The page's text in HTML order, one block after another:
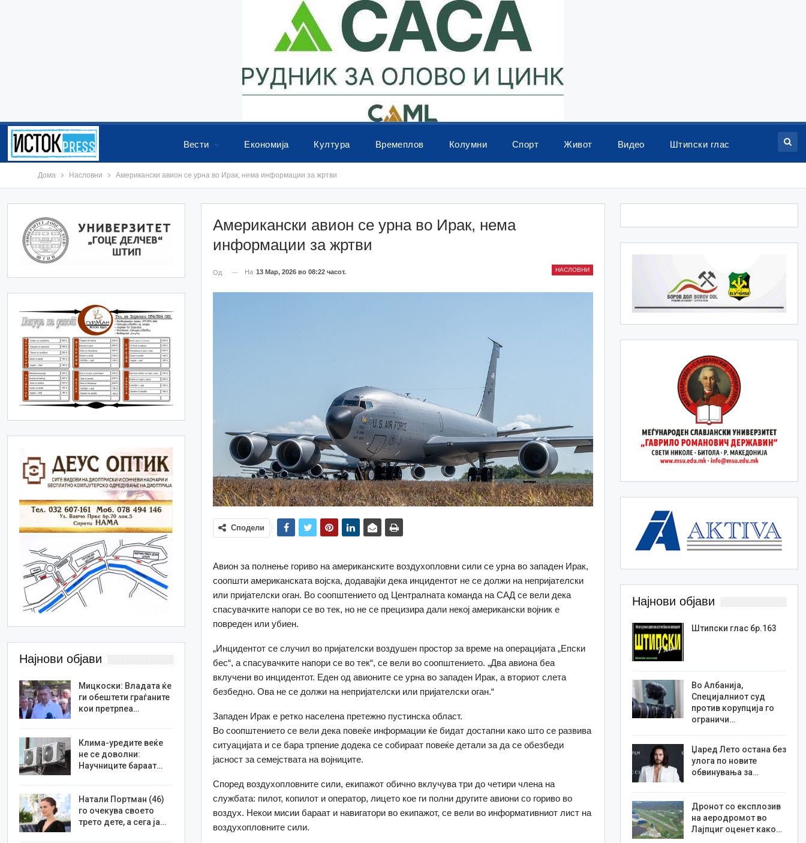
Вести Економија Култура Времеплов Колумни Спорт Живот Видео Штипски глас
Дома Насловни Американски авион се урна во Ирак, нема информации за жртви
Американски авион се урна во Ирак, нема
информации за жртви
НАСЛОВНИ
Од На 13 Мар, 2026 во 08:22 часот.
Сподели
Авион за полнење гориво на американските воздухопловни сили се урна во западен Ирак,
соопшти американската војска, додавајќи дека инцидентот не се должи на непријателски
или пријателски оган. Во соопштението од Централната команда на САД се вели дека
спасувачките напори се во тек, но не се прецизира дали некој американски војник е
повреден или убиен.
„Инцидентот се случил во пријателски воздушен простор за време на операцијата „Епски
бес“, а спасувачките напори се во тек“, се вели во соопштението. „Два авиона беа
вклучени во инцидентот. Еден од авионите се урна во западен Ирак, а вториот слета
безбедно. Ова не се должи на непријателски или пријателски оган.“
Западен Ирак е ретко населена претежно пустинска област.
Во соопштението се вели дека повеќе информации ќе бидат достапни како што се развива
ситуацијата и се бара трпение додека се собираат повеќе детали за да се обезбеди
јасност за семејствата на војниците.
Според воздухопловните сили, екипажот обично вклучува три до четири члена на
службата: пилот, копилот и оператор, лицето кое ги полни другите авиони со гориво во
воздух. Некои мисии бараат и навигатори во екипажот, се вели во информативниот лист на
воздухопловните сили.
Најнови објави
Штипски глас бр.163
Во Албанија,
Специјалниот суд
против корупција го
ограничи…
Џаред Лето остана без
улога по новите
обвинувања за…
Дронот со експлозив
на аеродромот во
Лајпциг оценет како…
Најнови објави
Мицкоски: Владата ќе
ги обештети граѓаните
кои претрпеа…
Клима-уредите веќе
не се доволни:
Научниците бараат…
Натали Портман (46)
го очекува своето
трето дете, а сега ја…